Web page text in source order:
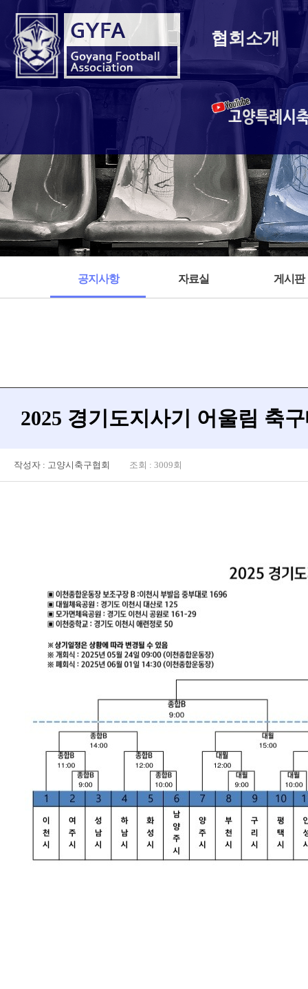
협회소개
고양특례시
공지사항 자료실 게시판
2025 경기도지사기 어울림 축
작성자 : 고양시축구협회 조회 : 3009회